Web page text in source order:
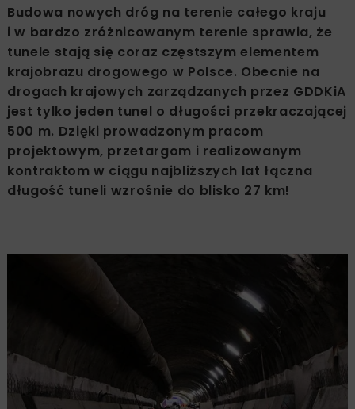
Budowa nowych dróg na terenie całego kraju
i w bardzo zróżnicowanym terenie sprawia, że
tunele stają się coraz częstszym elementem
krajobrazu drogowego w Polsce. Obecnie na
drogach krajowych zarządzanych przez GDDKiA
jest tylko jeden tunel o długości przekraczającej
500 m. Dzięki prowadzonym pracom
projektowym, przetargom i realizowanym
kontraktom w ciągu najbliższych lat łączna
długość tuneli wzrośnie do blisko 27 km!